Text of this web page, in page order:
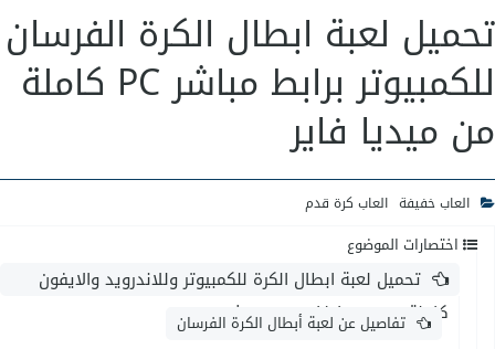
تحميل لعبة ابطال الكرة الفرسان
للكمبيوتر برابط مباشر PC كاملة
من ميديا فاير
العاب خفيفة العاب كرة قدم
اختصارات الموضوع
تحميل لعبة ابطال الكرة للكمبيوتر وللاندرويد والايفون
كاملة من ميديا فاير بحجم صغير
تفاصيل عن لعبة أبطال الكرة الفرسان